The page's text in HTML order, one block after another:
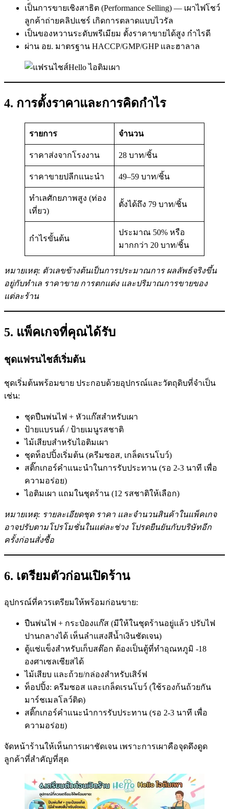
เป็นการขายเชิงสาธิต (Performance Selling) — เผาไฟโชว์
ลูกค้าถ่ายคลิปแชร์ เกิดการตลาดแบบไวรัล
เป็นของหวานระดับพรีเมียม ตั้งราคาขายได้สูง กำไรดี
ผ่าน อย. มาตรฐาน HACCP/GMP/GHP และฮาลาล
4. การตั้งราคาและการคิดกำไร
รายการ จำนวน
ราคาส่งจากโรงงาน 28 บาท/ชิ้น
ราคาขายปลีกแนะนำ 49–59 บาท/ชิ้น
ทำเลศักยภาพสูง (ท่อง
เที่ยว)
ตั้งได้ถึง 79 บาท/ชิ้น
กำไรขั้นต้น
ประมาณ 50% หรือ
มากกว่า 20 บาท/ชิ้น
หมายเหตุ: ตัวเลขข้างต้นเป็นการประมาณการ ผลลัพธ์จริงขึ้น
อยู่กับทำเล ราคาขาย การตกแต่ง และปริมาณการขายของ
แต่ละร้าน
5. แพ็คเกจที่คุณได้รับ
ชุดแฟรนไชส์เริ่มต้น
ชุดเริ่มต้นพร้อมขาย ประกอบด้วยอุปกรณ์และวัตถุดิบที่จำเป็น
เช่น:
ชุดปืนพ่นไฟ + หัวแก๊สสำหรับเผา
ป้ายแบรนด์ / ป้ายเมนูรสชาติ
ไม้เสียบสำหรับไอติมเผา
ชุดท็อปปิ้งเริ่มต้น (ครีมซอส, เกล็ดเรนโบว์)
สติ๊กเกอร์คำแนะนำในการรับประทาน (รอ 2-3 นาที เพื่อ
ความอร่อย)
ไอติมเผา แถมในชุดร้าน (12 รสชาติให้เลือก)
หมายเหตุ: รายละเอียดชุด ราคา และจำนวนสินค้าในแพ็คเกจ
อาจปรับตามโปรโมชั่นในแต่ละช่วง โปรดยืนยันกับบริษัทอีก
ครั้งก่อนสั่งซื้อ
6. เตรียมตัวก่อนเปิดร้าน
อุปกรณ์ที่ควรเตรียมให้พร้อมก่อนขาย:
ปืนพ่นไฟ + กระป๋องแก๊ส (มีให้ในชุดร้านอยู่แล้ว ปรับไฟ
ปานกลางได้ เห็นลำแสงสีน้ำเงินชัดเจน)
ตู้แช่แข็งสำหรับเก็บสต๊อก ต้องเป็นตู้ที่ทำอุณหภูมิ -18
องศาเซลเซียสได้
ไม้เสียบ และถ้วย/กล่องสำหรับเสิร์ฟ
ท็อปปิ้ง: ครีมซอส และเกล็ดเรนโบว์ (ใช้รองก้นถ้วยกัน
มาร์ชเมลโลว์ติด)
สติ๊กเกอร์คำแนะนำการรับประทาน (รอ 2-3 นาที เพื่อ
ความอร่อย)
จัดหน้าร้านให้เห็นการเผาชัดเจน เพราะการเผาคือจุดดึงดูด
ลูกค้าที่สำคัญที่สุด